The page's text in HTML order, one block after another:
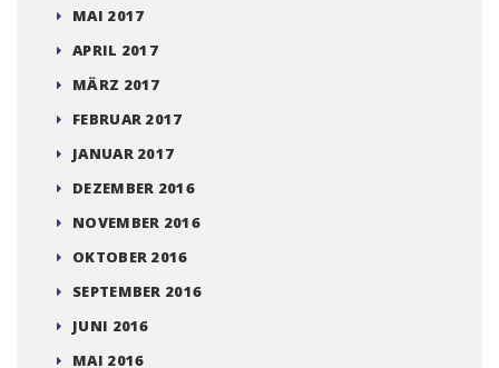
MAI 2017
APRIL 2017
MÄRZ 2017
FEBRUAR 2017
JANUAR 2017
DEZEMBER 2016
NOVEMBER 2016
OKTOBER 2016
SEPTEMBER 2016
JUNI 2016
MAI 2016